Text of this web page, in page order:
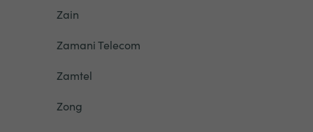
Zain
Zamani Telecom
Zamtel
Zong